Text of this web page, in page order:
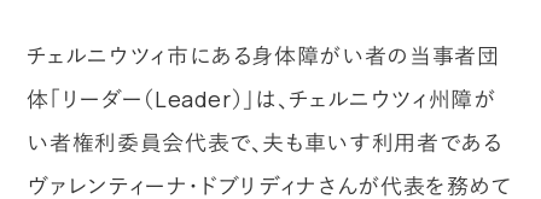
チェルニウツィ市にある身体障がい者の当事者団
体「リーダー（Leader）」は、チェルニウツィ州障が
い者権利委員会代表で、夫も車いす利用者である
ヴァレンティーナ・ドブリディナさんが代表を務めて